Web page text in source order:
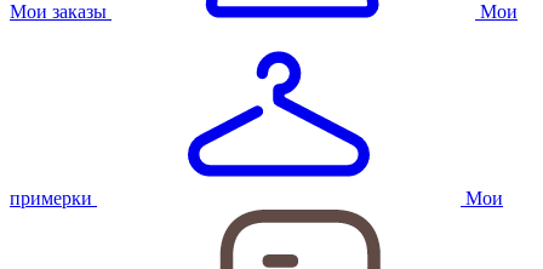
Мои заказы Мои
примерки Мои